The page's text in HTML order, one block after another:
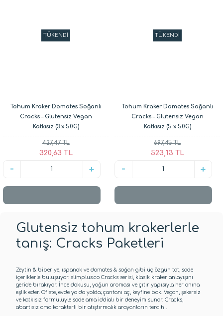
TÜKENDİ
Tohum Kraker Domates Soğanlı
Cracks – Glutensiz Vegan
Katkısız (3 x 50G)
427,47 TL
320,63 TL
TÜKENDİ
Tohum Kraker Domates Soğanlı
Cracks – Glutensiz Vegan
Katkısız (5 x 50G)
697,45 TL
523,13 TL
Glutensiz tohum krakerlerle
tanış: Cracks Paketleri
Zeytin & biberiye, ıspanak ve domates & soğan gibi üç özgün tat, sade
içeriklerle buluşuyor. slimplus.co Cracks serisi, klasik kraker anlayışını
geride bırakıyor. İnce dokusu, yoğun aroması ve çıtır yapısıyla her anına
eşlik eder. Ofiste, evde ya da yolda; çantanı aç, keyfine bak. Vegan, şekersiz
ve katkısız formülüyle sade ama iddialı bir deneyim sunar. Cracks,
abartısız ama karakterli bir atıştırmalık arayanların tercihi.